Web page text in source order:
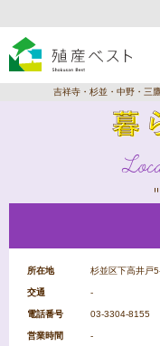
吉祥寺・杉並・中野・三
所在地 杉並区下高井戸
交通 -
電話番号 03-3304-8155
営業時間 -
選
保
幼
児